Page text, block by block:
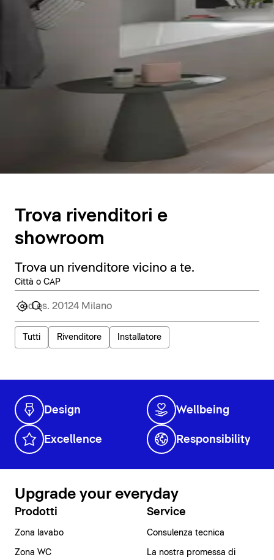
Trova rivenditori e
showroom
Trova un rivenditore vicino a te.
Città o CAP
Tutti Rivenditore Installatore
Design Wellbeing
Excellence Responsibility
Upgrade your everyday
Prodotti
Zona lavabo
Zona WC
Service
Consulenza tecnica
La nostra promessa di